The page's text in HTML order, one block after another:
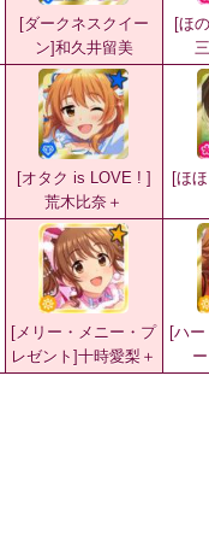
[ダークネスクイー
ン]和久井留美
[ほ
[オタク is LOVE ! ]
荒木比奈＋
[ほ
[メリー・メニー・プ
レゼント]十時愛梨＋
[ハ